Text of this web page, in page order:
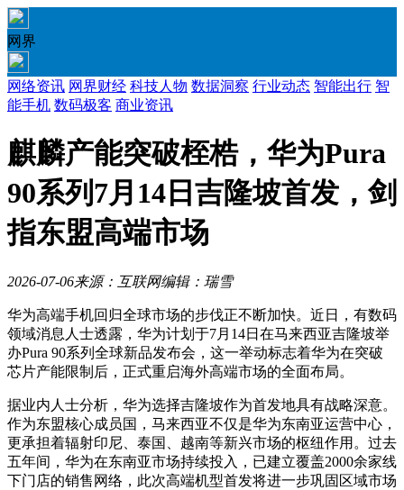
网界
网络资讯 网界财经 科技人物 数据洞察 行业动态 智能出行 智
能手机 数码极客 商业资讯
麒麟产能突破桎梏，华为Pura
90系列7月14日吉隆坡首发，剑
指东盟高端市场
2026-07-06来源：互联网编辑：瑞雪
华为高端手机回归全球市场的步伐正不断加快。近日，有数码
领域消息人士透露，华为计划于7月14日在马来西亚吉隆坡举
办Pura 90系列全球新品发布会，这一举动标志着华为在突破
芯片产能限制后，正式重启海外高端市场的全面布局。
据业内人士分析，华为选择吉隆坡作为首发地具有战略深意。
作为东盟核心成员国，马来西亚不仅是华为东南亚运营中心，
更承担着辐射印尼、泰国、越南等新兴市场的枢纽作用。过去
五年间，华为在东南亚市场持续投入，已建立覆盖2000余家线
下门店的销售网络，此次高端机型首发将进一步巩固区域市场